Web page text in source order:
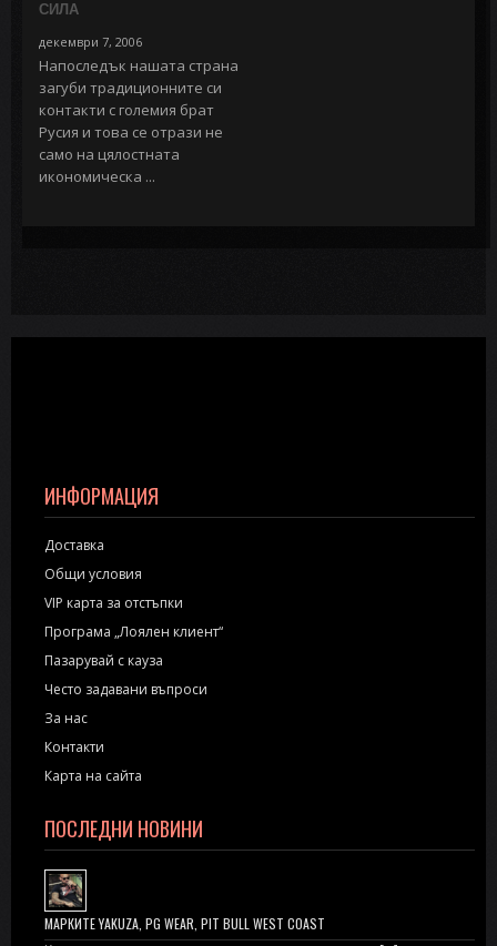
СИЛА
декември 7, 2006
Напоследък нашата страна
загуби традиционните си
контакти с големия брат
Русия и това се отрази не
само на цялостната
икономическа ...
ИНФОРМАЦИЯ
Доставка
Общи условия
VIP карта за отстъпки
Програма „Лоялен клиент“
Пазарувай с кауза
Често задавани въпроси
За нас
Контакти
Карта на сайта
ПОСЛЕДНИ НОВИНИ
МАРКИТЕ YAKUZA, PG WEAR, PIT BULL WEST COAST